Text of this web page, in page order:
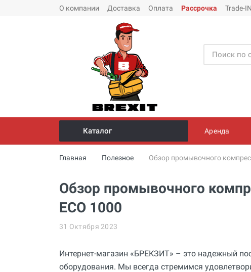
О компании Доставка Оплата Рассрочка Trade-IN
Инструмент и оборудование для
монтажа стальных труб
Опрессовщики для проверки
герметичности систем под
давлением
Промывка систем отопления и
Техника для алмазного
сверления, инструмент
Каталог Аренда
Главная Полезное Обзор промывочного
Обзор промывочного
ECO 1000
31 Октября 2023
Интернет-магазин «БРЕКЗИТ» – это надежный
оборудования. Мы всегда стремимся